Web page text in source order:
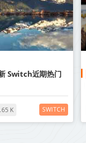
Switch近期热门
K SWITCH